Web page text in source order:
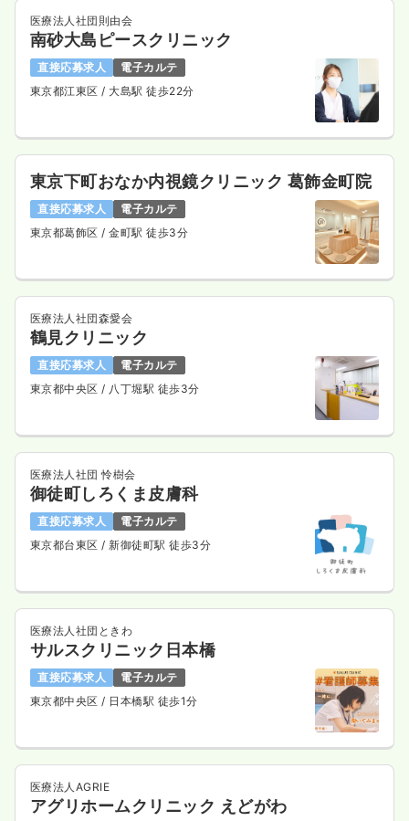
医療法人社団則由会
南砂大島ピースクリニック
直接応募求人
電子カルテ
東京都江東区/ 大島駅 徒歩22分
東京下町おなか内視鏡クリニック 葛飾金町院
直接応募求人
電子カルテ
東京都葛飾区/ 金町駅 徒歩3分
医療法人社団森愛会
鶴見クリニック
直接応募求人
電子カルテ
東京都中央区/ 八丁堀駅 徒歩3分
医療法人社団 怜樹会
御徒町しろくま皮膚科
直接応募求人
電子カルテ
東京都台東区/ 新御徒町駅 徒歩3分
医療法人社団ときわ
サルスクリニック日本橋
直接応募求人
電子カルテ
東京都中央区/ 日本橋駅 徒歩1分
医療法人AGRIE
アグリホームクリニック えどがわ